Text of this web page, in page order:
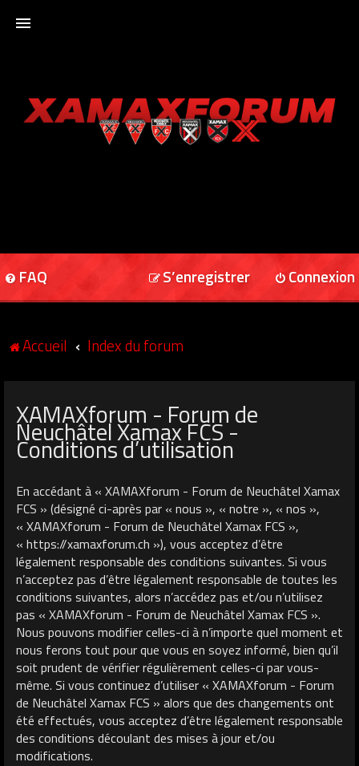
XAMAXFORUM
FAQ Connexion
S’enregistrer
Accueil Index du forum
XAMAXforum - Forum de
Neuchâtel Xamax FCS -
Conditions d’utilisation
En accédant à « XAMAXforum - Forum de Neuchâtel Xamax
FCS » (désigné ci-après par « nous », « notre », « nos »,
« XAMAXforum - Forum de Neuchâtel Xamax FCS »,
« https://xamaxforum.ch »), vous acceptez d’être
légalement responsable des conditions suivantes. Si vous
n’acceptez pas d’être légalement responsable de toutes les
conditions suivantes, alors n’accédez pas et/ou n’utilisez
pas « XAMAXforum - Forum de Neuchâtel Xamax FCS ».
Nous pouvons modifier celles-ci à n’importe quel moment et
nous ferons tout pour que vous en soyez informé, bien qu’il
soit prudent de vérifier régulièrement celles-ci par vous-
même. Si vous continuez d’utiliser « XAMAXforum - Forum
de Neuchâtel Xamax FCS » alors que des changements ont
été effectués, vous acceptez d’être légalement responsable
des conditions découlant des mises à jour et/ou
modifications.